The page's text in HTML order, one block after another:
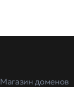
Магазин доменов